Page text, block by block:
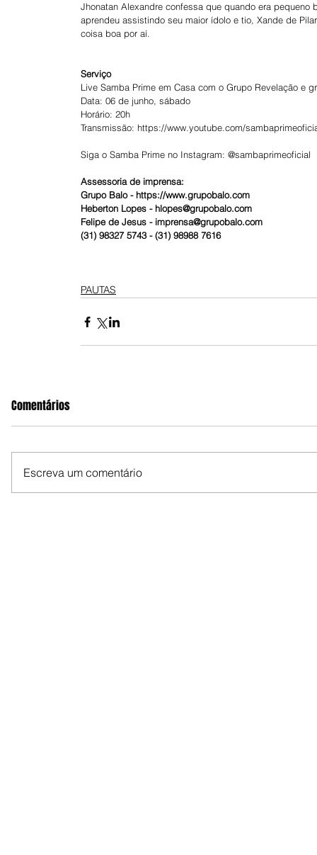
Jhonatan Alexandre confessa que quando era
aprendeu assistindo seu maior ídolo e tio, Xande de
coisa boa por aí.
Serviço
Live Samba Prime em Casa com o Grupo Revelação e
Data: 06 de junho, sábado
Horário: 20h
Transmissão: https://www.youtube.com/
Siga o Samba Prime no Instagram: @sambaprimeoficial
Assessoria de imprensa:
Grupo Balo - https://www.grupobalo.com
Heberton Lopes - hlopes@grupobalo.com
Felipe de Jesus - imprensa@grupobalo.com
(31) 98327 5743 - (31) 98988 7616
PAUTAS
Comentários
Escreva um comentário